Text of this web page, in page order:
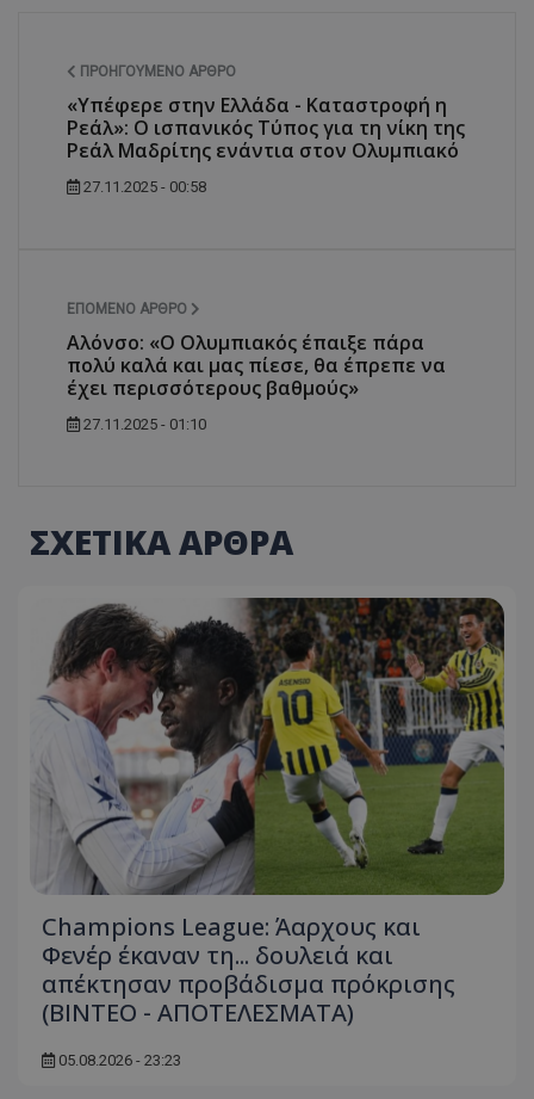
ΠΡΟΗΓΟΎΜΕΝΟ ΆΡΘΡΟ
«Υπέφερε στην Ελλάδα - Καταστροφή η
Ρεάλ»: Ο ισπανικός Τύπος για τη νίκη της
Ρεάλ Μαδρίτης ενάντια στον Ολυμπιακό
27.11.2025 - 00:58
ΕΠΌΜΕΝΟ ΆΡΘΡΟ
Αλόνσο: «Ο Ολυμπιακός έπαιξε πάρα
πολύ καλά και μας πίεσε, θα έπρεπε να
έχει περισσότερους βαθμούς»
27.11.2025 - 01:10
ΣΧΕΤΙΚΑ ΑΡΘΡΑ
Champions League: Άαρχους και
Φενέρ έκαναν τη... δουλειά και
απέκτησαν προβάδισμα πρόκρισης
(ΒΙΝΤΕΟ - ΑΠΟΤΕΛΕΣΜΑΤΑ)
05.08.2026 - 23:23